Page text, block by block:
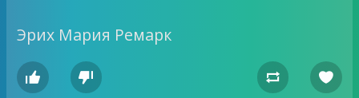
Эрих Мария Ремарк
   